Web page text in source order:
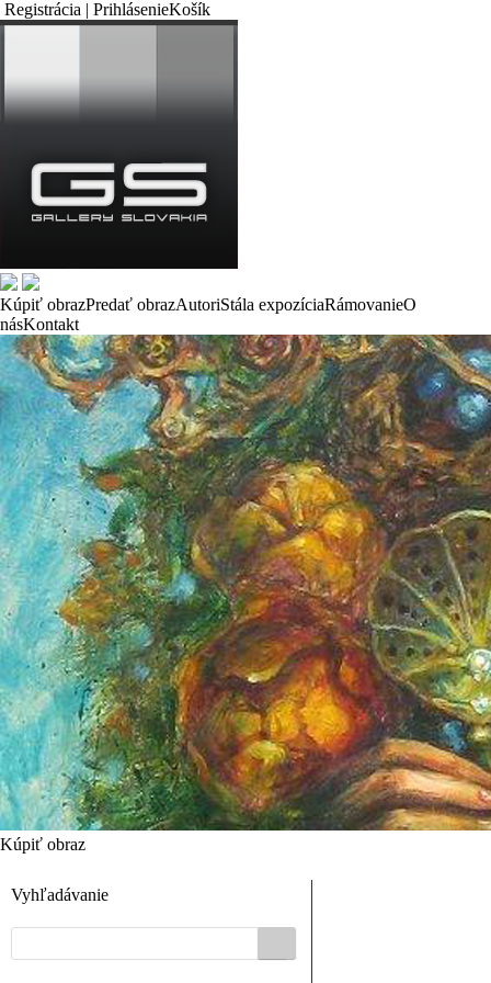
Košík
Registrácia | Prihlásenie
Kúpiť obrazPredať obrazAutoriStála expozíciaRámovanieO
násKontakt
Kúpiť obraz
Vyhľadávanie